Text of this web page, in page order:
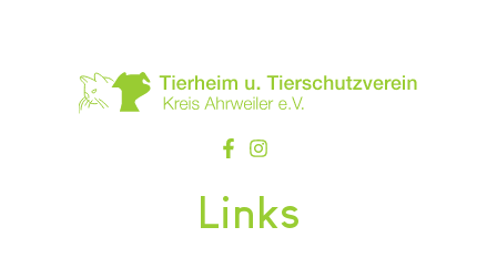
Links